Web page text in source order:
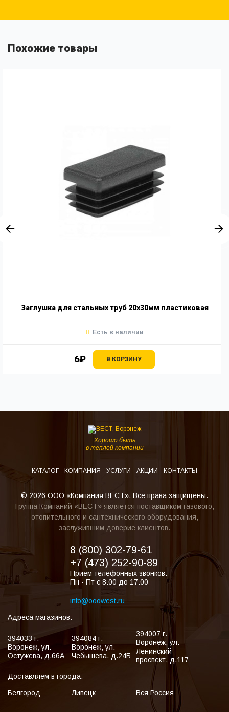
Похожие товары
Заглушка для стальных труб 20х30мм пластиковая
6₽ В КОРЗИНУ
Есть в наличии
Хорошо быть
в теплой компании
КАТАЛОГ КОМПАНИЯ УСЛУГИ АКЦИИ КОНТАКТЫ
© 2026 ООО «Компания ВЕСТ». Все права защищены.
Группа Компаний «ВЕСТ» является поставщиком газового,
отопительного и сантехнического оборудования,
заслужившим доверие клиентов.
8 (800) 302-79-61
+7 (473) 252-90-89
Приём телефонных звонков:
Пн - Пт с 8.00 до 17.00
info@ooowest.ru
Адреса магазинов:
394033 г.
Воронеж,ул.
Остужева, д.66А
394084 г.
Воронеж,ул.
Чебышева, д.24Б
394007 г.
Воронеж,ул.
Ленинский
проспект, д.117
Доставляем в города:
Белгород
Липецк Вся Россия